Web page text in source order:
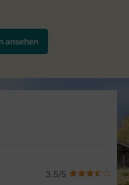
Service Rating from our guests